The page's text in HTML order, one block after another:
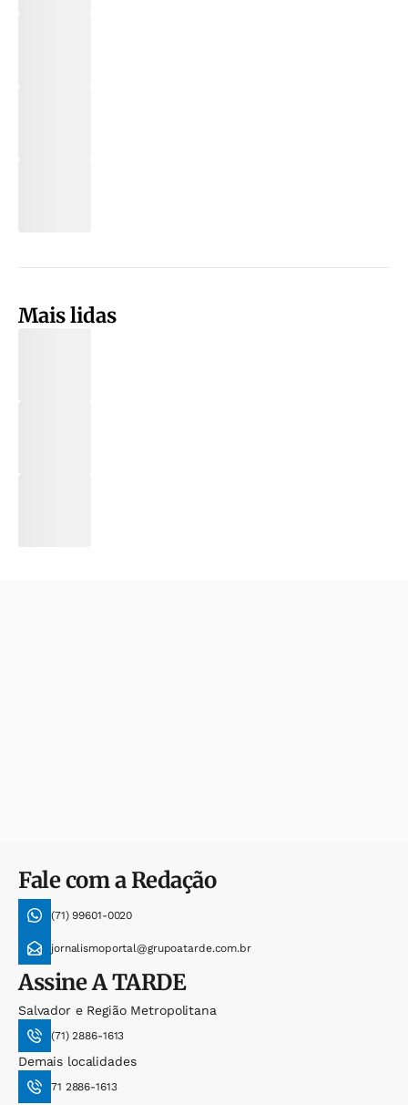
Mais lidas
Fale com a Redação
(71) 99601-0020
jornalismoportal@grupoatarde.com.br
AssineA TARDE
Salvador e Região Metropolitana
(71) 2886-1613
Demais localidades
71 2886-1613